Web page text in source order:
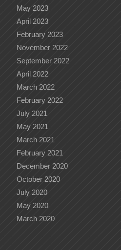
May 2023
April 2023
February 2023
November 2022
September 2022
April 2022
March 2022
February 2022
July 2021
May 2021
March 2021
February 2021
December 2020
October 2020
July 2020
May 2020
March 2020